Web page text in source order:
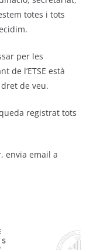
totes i tots
per les
de l’ETSE està
de veu.
registrat tots
envia email a